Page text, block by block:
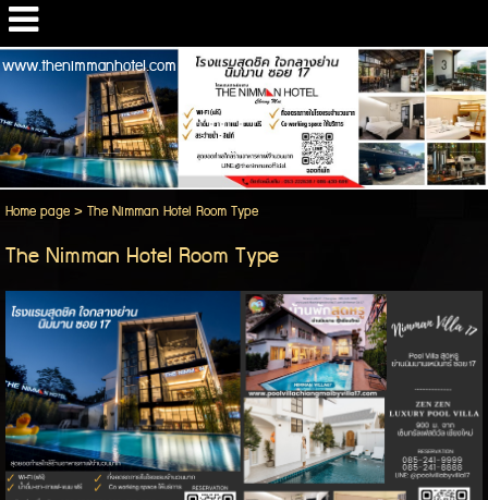
www.thenimmanhotel.com
Home page>The Nimman Hotel Room Type
The Nimman Hotel Room Type